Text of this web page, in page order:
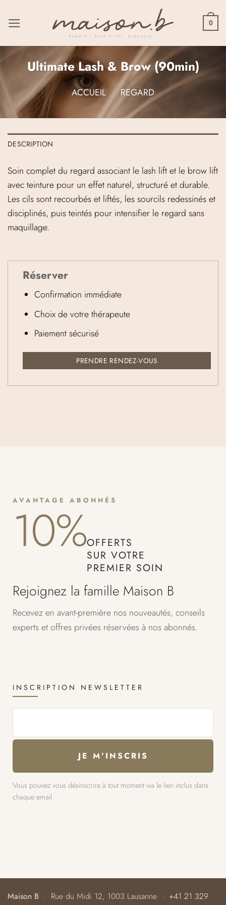
0
Ultimate Lash & Brow (90min)
ACCUEIL / REGARD
DESCRIPTION
Soin complet du regard associant le lash lift et le brow lift
avec teinture pour un effet naturel, structuré et durable.
Les cils sont recourbés et liftés, les sourcils redessinés et
disciplinés, puis teintés pour intensifier le regard sans
maquillage.
Réserver
Confirmation immédiate
Choix de votre thérapeute
Paiement sécurisé
PRENDRE RENDEZ-VOUS
AVANTAGE ABONNÉS
10%OFFERTS
SUR VOTRE
PREMIER SOIN
Rejoignez la famille Maison B
Recevez en avant-première nos nouveautés, conseils
experts et offres privées réservées à nos abonnés.
INSCRIPTION NEWSLETTER
Vous pouvez vous désinscrire à tout moment via le lien inclus dans
chaque email.
Maison B · Rue du Midi 12, 1003 Lausanne · +41 21 329